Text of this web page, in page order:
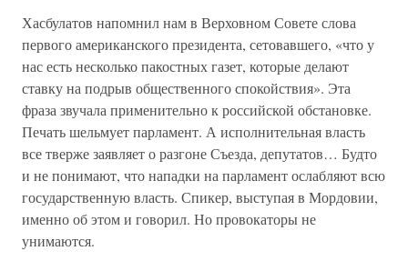
Хасбулатов напомнил нам в Верховном Совете слова
первого американского президента, сетовавшего, «что у
нас есть несколько пакостных газет, которые делают
ставку на подрыв общественного спокойствия». Эта
фраза звучала применительно к российской обстановке.
Печать шельмует парламент. А исполнительная власть
все тверже заявляет о разгоне Съезда, депутатов… Будто
и не понимают, что нападки на парламент ослабляют всю
государственную власть. Спикер, выступая в Мордовии,
именно об этом и говорил. Но провокаторы не
унимаются.